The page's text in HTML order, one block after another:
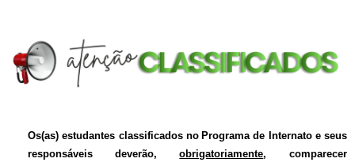
Os(as)estudantes classificados no Programa de Internato e seus
responsáveis
deverão,obrigatoriamente, comparecer